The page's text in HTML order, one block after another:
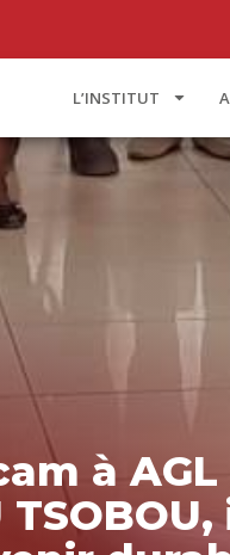
L’INSTITUT
à